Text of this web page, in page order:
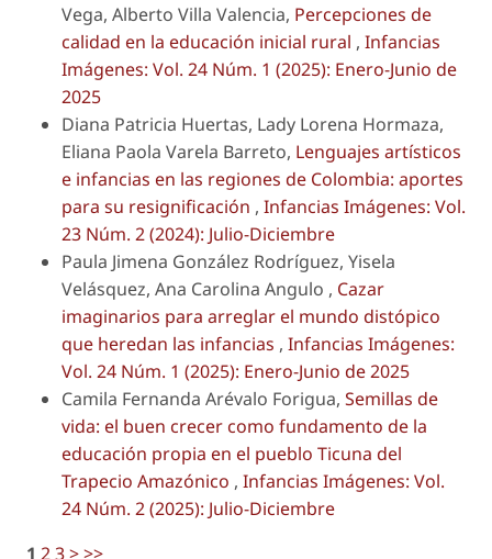
Vega, Alberto Villa Valencia, Percepciones de
calidad en la educación inicial rural , Infancias
Imágenes: Vol. 24 Núm. 1 (2025): Enero-Junio de
2025
Diana Patricia Huertas, Lady Lorena Hormaza,
Eliana Paola Varela Barreto, Lenguajes artísticos
e infancias en las regiones de Colombia: aportes
para su resignificación , Infancias Imágenes: Vol.
23 Núm. 2 (2024): Julio-Diciembre
Paula Jimena González Rodríguez, Yisela
Velásquez, Ana Carolina Angulo , Cazar
imaginarios para arreglar el mundo distópico
que heredan las infancias , Infancias Imágenes:
Vol. 24 Núm. 1 (2025): Enero-Junio de 2025
Camila Fernanda Arévalo Forigua, Semillas de
vida: el buen crecer como fundamento de la
educación propia en el pueblo Ticuna del
Trapecio Amazónico , Infancias Imágenes: Vol.
24 Núm. 2 (2025): Julio-Diciembre
1 2 3>>>